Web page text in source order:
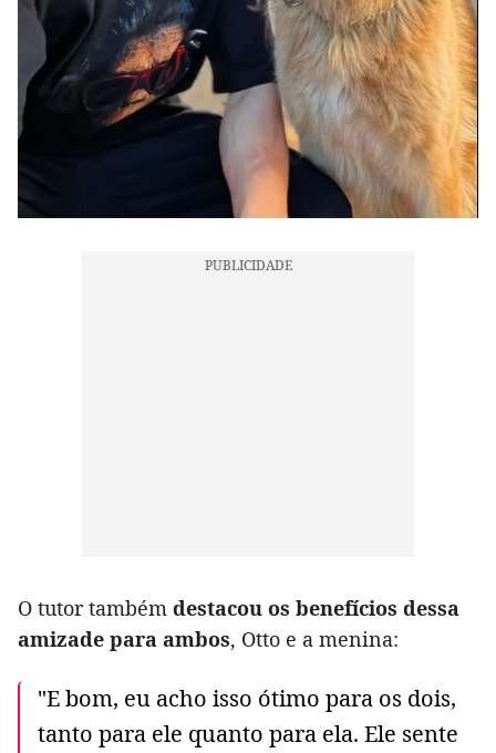
O tutor também destacou os benefícios dessa
amizade para ambos, Otto e a menina:
"E bom, eu acho isso ótimo para os dois,
tanto para ele quanto para ela. Ele sente